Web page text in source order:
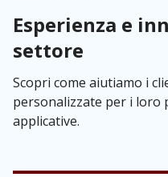
Esperienza e
settore
Scopri come aiutiamo i
personalizzate per i loro
applicative.